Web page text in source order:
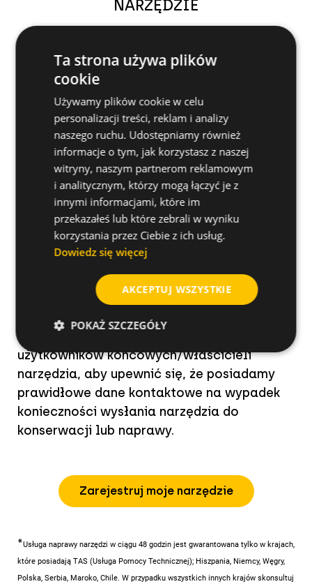
NARZĘDZIE
Kliknij poniższy link, aby wypełnić
formularz
Wypełnij formularz - Wypełniając
wszystkie pola i dołączając fakturę
Otrzymasz wiadomość e-mail z
potwierdzeniem, a Twoja prośba zostanie
przesłana do zatwierdzenia
Po zatwierdzeniu otrzymasz wiadomość
e-mail z potwierdzeniem - zwykle w ciągu 3 dni
roboczych
Zacznij czerpać korzyści z rejestracji
swojego narzędzia!
Formularz powinien zostać wypełniony przez
użytkowników końcowych/właścicieli
narzędzia, aby upewnić się, że posiadamy
prawidłowe dane kontaktowe na wypadek
konieczności wysłania narzędzia do
konserwacji lub naprawy.
Zarejestruj moje narzędzie
*Usługa naprawy narzędzi w ciągu 48 godzin jest gwarantowana tylko w krajach,
które posiadają TAS (Usługa Pomocy Technicznej); Hiszpania, Niemcy, Węgry,
Polska, Serbia, Maroko, Chile. W przypadku wszystkich innych krajów skonsultuj
Ta strona używa plików
cookie
Używamy plików cookie w celu
personalizacji treści, reklam i analizy
naszego ruchu. Udostępniamy również
informacje o tym, jak korzystasz z naszej
witryny, naszym partnerom reklamowym
i analitycznym, którzy mogą łączyć je z
innymi informacjami, które im
przekazałeś lub które zebrali w wyniku
korzystania przez Ciebie z ich usług.
Dowiedz się więcej
AKCEPTUJ WSZYSTKIE
POKAŻ SZCZEGÓŁY